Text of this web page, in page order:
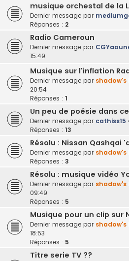
musique orchestal de la
Dernier message par
Réponses : 2
Radio Cameroun
Dernier message par
15:49
Musique sur l'inflation
Dernier message par shadow's
20:54
Réponses : 1
Un peu de poésie dans
Dernier message par cathiss15
Réponses : 13
Résolu : Nissan Qashqai
Dernier message par shadow's
Réponses : 3
Résolu : musique vidéo
Dernier message par shadow's
09:49
Réponses : 5
Musique pour un clip sur
Dernier message par shadow's
18:53
Réponses : 5
Titre serie TV ??